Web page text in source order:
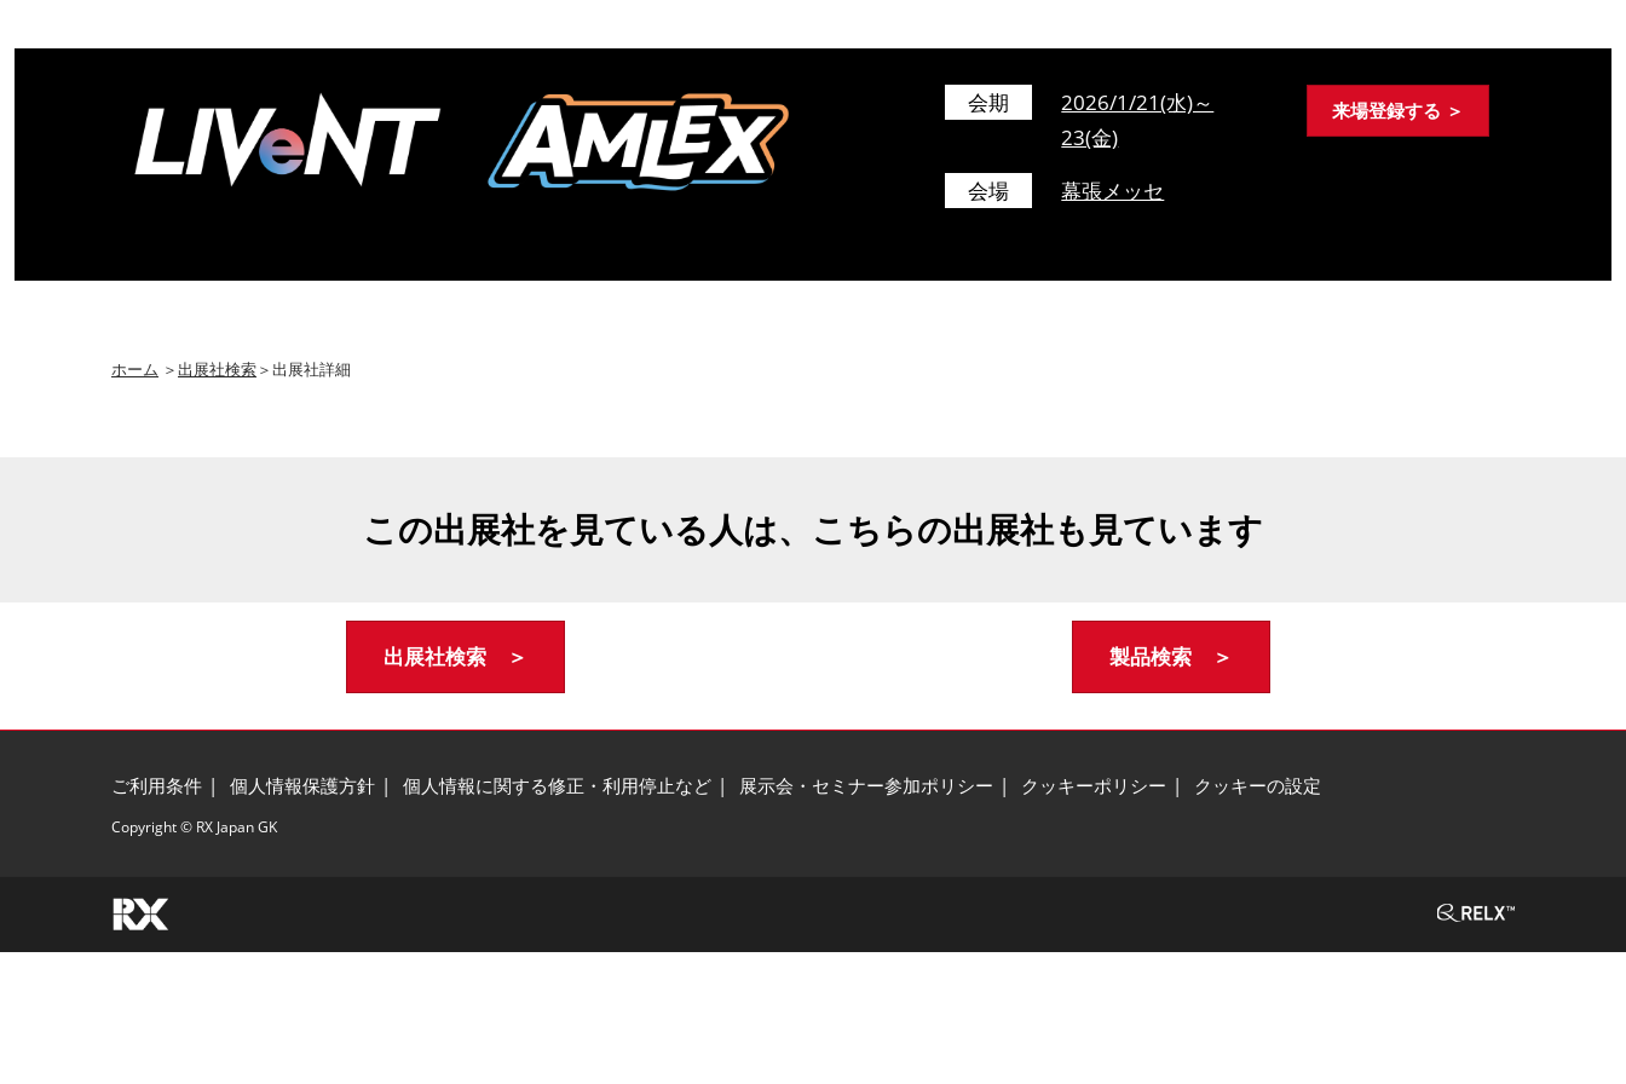
会期
2026/1/21(水)～
23(金)
会場
幕張メッセ
来場登録する ＞
ホーム ＞出展社検索＞出展社詳細
この出展社を見ている人は、こちらの出展社も見ています
出展社検索 ＞ 製品検索 ＞
ご利用条件 個人情報保護方針 個人情報に関する修正・利用停止など 展示会・セミナー参加ポリシー クッキーポリシー クッキーの設定
Copyright © RX Japan GK